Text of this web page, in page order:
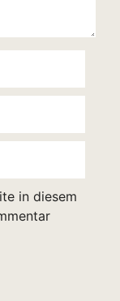
in diesem